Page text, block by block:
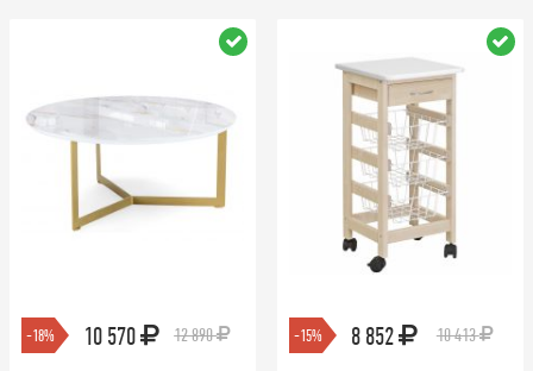
-18% 10 570 12 890 -15% 8 852 10 413